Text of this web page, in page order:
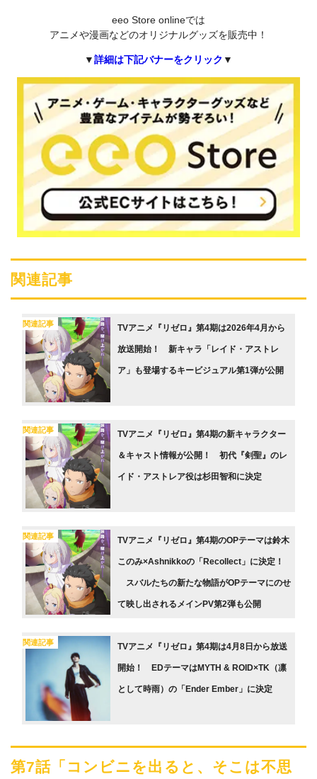
eeo Store onlineでは
アニメや漫画などのオリジナルグッズを販売中！
▼詳細は下記バナーをクリック ▼
関連記事
関連記事 TVアニメ『リゼロ』第4期は2026年4月から
放送開始！ 新キャラ「レイド・アストレ
ア」も登場するキービジュアル第1弾が公開
関連記事 TVアニメ『リゼロ』第4期の新キャラクター
＆キャスト情報が公開！ 初代『剣聖』のレ
イド・アストレア役は杉田智和に決定
関連記事 TVアニメ『リゼロ』第4期のOPテーマは鈴木
このみ×Ashnikkoの「Recollect」に決定！
スバルたちの新たな物語がOPテーマにのせ
て映し出されるメインPV第2弾も公開
関連記事 TVアニメ『リゼロ』第4期は4月8日から放送
開始！ EDテーマはMYTH & ROID×TK（凛
として時⾬）の「Ender Ember」に決定
第7話「コンビニを出ると、そこは不思